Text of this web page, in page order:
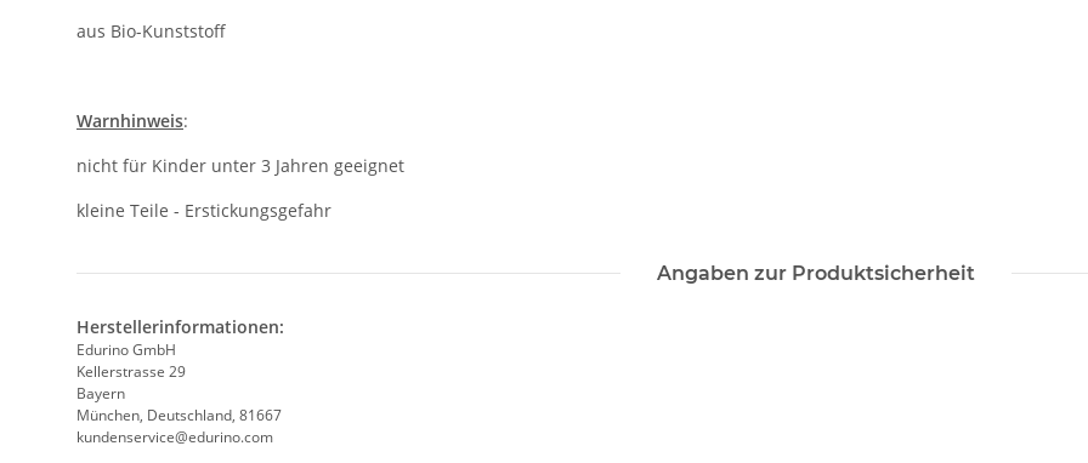
aus Bio-Kunststoff
Warnhinweis:
nicht für Kinder unter 3 Jahren geeignet
kleine Teile - Erstickungsgefahr
Angaben zur Produktsicherheit
Herstellerinformationen:
Edurino GmbH
Kellerstrasse 29
Bayern
München, Deutschland, 81667
kundenservice@edurino.com